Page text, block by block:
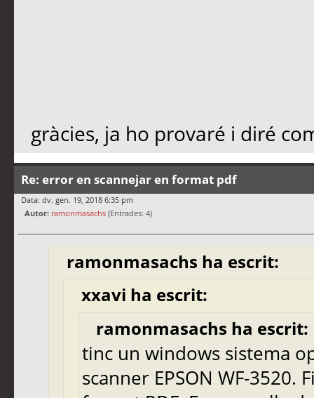
gràcies, ja ho provaré i diré
Re: error en scannejar en format pdf
Data: dv. gen. 19, 2018 6:35 pm
Autor: ramonmasachs (Entrades: 4)
ramonmasachs ha escrit:
xxavi ha escrit:
ramonmasachs ha escrit:
tinc un windows sistema
scanner EPSON WF-3520.